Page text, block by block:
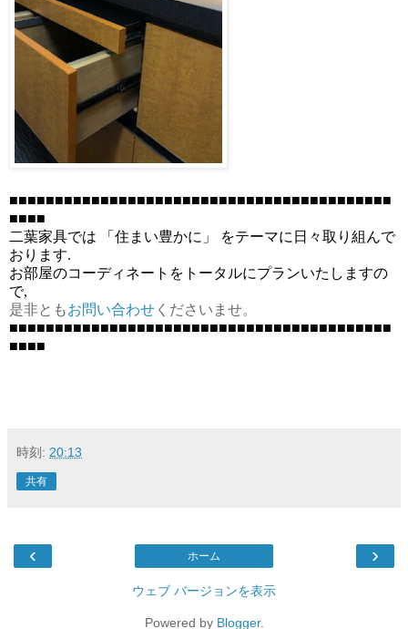
■■■■■■■■■■■■■■■■■■■■■■■■■■■■■■■■■■■■■■■■■■
■■■■
二葉家具では 「住まい豊かに」 をテーマに日々取り組んで
おります.
お部屋のコーディネートをトータルにプランいたしますの
で,
是非ともお問い合わせ くださいませ。
■■■■■■■■■■■■■■■■■■■■■■■■■■■■■■■■■■■■■■■■■■
■■■■
時刻: 20:13
共有
‹ ›
ホーム
ウェブ バージョンを表示
Powered by Blogger.